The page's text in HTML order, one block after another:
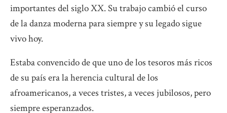
importantes del siglo XX. Su trabajo cambió el curso
de la danza moderna para siempre y su legado sigue
vivo hoy.
Estaba convencido de que uno de los tesoros más ricos
de su país era la herencia cultural de los
afroamericanos, a veces tristes, a veces jubilosos, pero
siempre esperanzados.